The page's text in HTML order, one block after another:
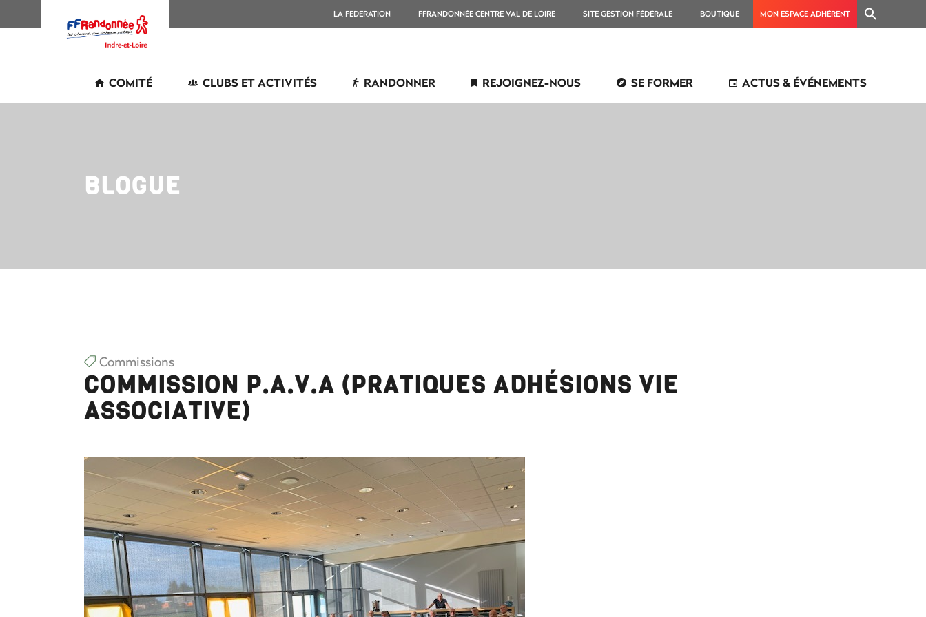
LA FEDERATION FFRANDONNÉE CENTRE VAL DE LOIRE SITE GESTION FÉDÉRALE BOUTIQUE MON ESPACE ADHÉRENT
COMITÉ CLUBS ET ACTIVITÉS RANDONNER REJOIGNEZ-NOUS SE FORMER ACTUS & ÉVÉNEMENTS
BLOGUE
Commissions
COMMISSION P.A.V.A (PRATIQUES ADHÉSIONS VIE
ASSOCIATIVE)